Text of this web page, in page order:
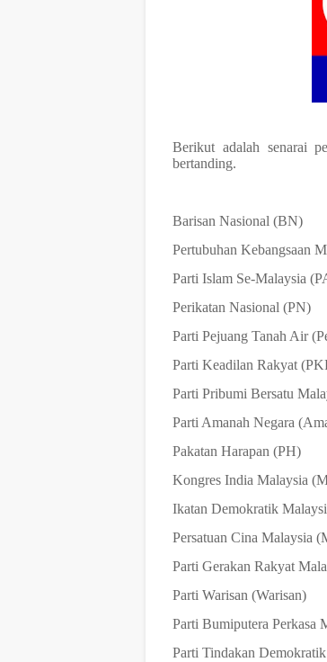
Berikut adalah senarai
bertanding.
Barisan Nasional (BN)
Pertubuhan Kebangsaan
Parti Islam Se-Malaysia
Perikatan Nasional (PN)
Parti Pejuang Tanah Air
Parti Keadilan Rakyat
Parti Pribumi Bersatu
Parti Amanah Negara
Pakatan Harapan (PH)
Kongres India Malaysia
Ikatan Demokratik
Persatuan Cina Malaysia
Parti Gerakan Rakyat
Parti Warisan (Warisan)
Parti Bumiputera Perkasa
Parti Tindakan